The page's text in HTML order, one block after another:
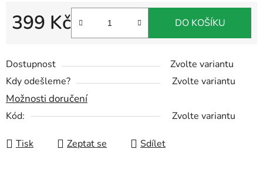
Dostupnost
Zvolte variantu
Kdy odešleme?
Zvolte variantu
Možnosti doručení
Kód: Zvolte variantu
399 Kč DO KOŠÍKU
Tisk Zeptat se Sdílet